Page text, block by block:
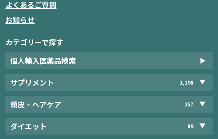
よくあるご質問
お知らせ
カテゴリーで探す
個人輸入医薬品検索
サプリメント 1,198
頭皮・ヘアケア 257
ダイエット 89